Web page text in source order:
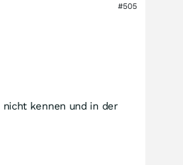
#505
kennen und in der